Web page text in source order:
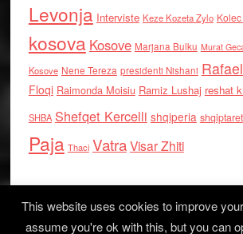
Levonja Interviste Keze Kozeta Zylo
kosova Kosove Marjana Bulku Murat
Kosove Nene Tereza presidenti Nishani
Floqi Raimonda Moisiu Ramiz Lushaj reshat
SHBA Shefqet Kercelli shqiperia shqiptaret
Paja Thaci VatraVisar Zhiti
This website uses cookies to improve
assume you're ok with this, but you can